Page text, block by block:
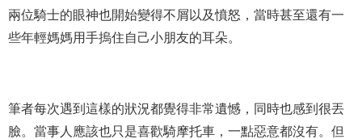
兩位騎士的眼神也開始變得不屑以及憤怒，當時甚至還有一
些年輕媽媽用手摀住自己小朋友的耳朵。
筆者每次遇到這樣的狀況都覺得非常遺憾，同時也感到很丟
臉。當事人應該也只是喜歡騎摩托車，一點惡意都沒有。但